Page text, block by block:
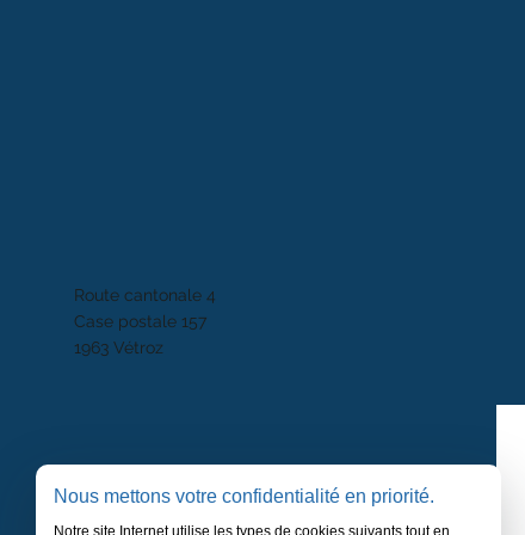
Route cantonale 4
Case postale 157
1963 Vétroz
Nous mettons votre confidentialité en priorité.
Notre site Internet utilise les types de cookies suivants tout en